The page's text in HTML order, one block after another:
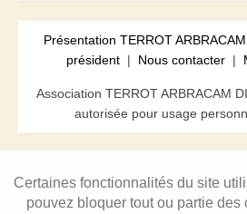
Présentation TERROT
président | Nous contacter |
Association TERROT ARBRACAM
autorisée pour usage
Certaines fonctionnalités du site
pouvez bloquer tout ou partie des